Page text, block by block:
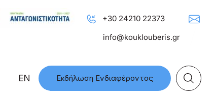
+30 24210 22373
info@kouklouberis.gr
EN Εκδήλωση Ενδιαφέροντος